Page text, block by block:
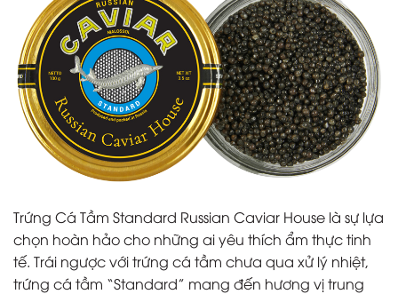
Trứng Cá Tầm Standard Russian Caviar House là sự lựa
chọn hoàn hảo cho những ai yêu thích ẩm thực tinh
tế. Trái ngược với trứng cá tầm chưa qua xử lý nhiệt,
trứng cá tầm “Standard” mang đến hương vị trung